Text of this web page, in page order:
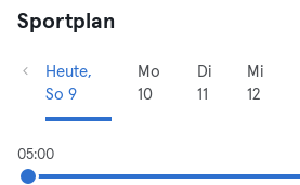
Sportplan
Heute,
So 9
Mo
10
Di
11
Mi
12
05:00